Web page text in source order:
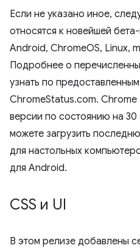
Если не указано иное,
относятся к новейшей
Android, ChromeOS, Linux,
Подробнее о
узнать по
ChromeStatus.com. Chrome
версии по состоянию на
можете загрузить
для настольных
для Android.
CSS и UI
В этом релизе добавлены